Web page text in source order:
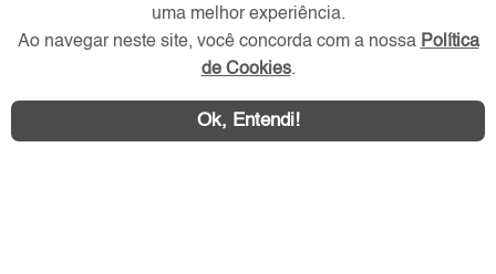
Redes Sociais
uma melhor experiência.
Ao navegar neste site, você concorda com a nossa Política
de Cookies.
Ok, Entendi!